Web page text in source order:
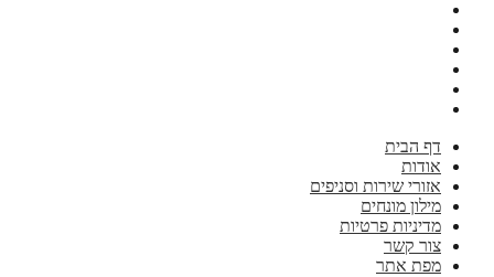
דף הבית
אודות
אזורי שירות וסניפים
מילון מונחים
מדיניות פרטיות
צור קשר
מפת אתר